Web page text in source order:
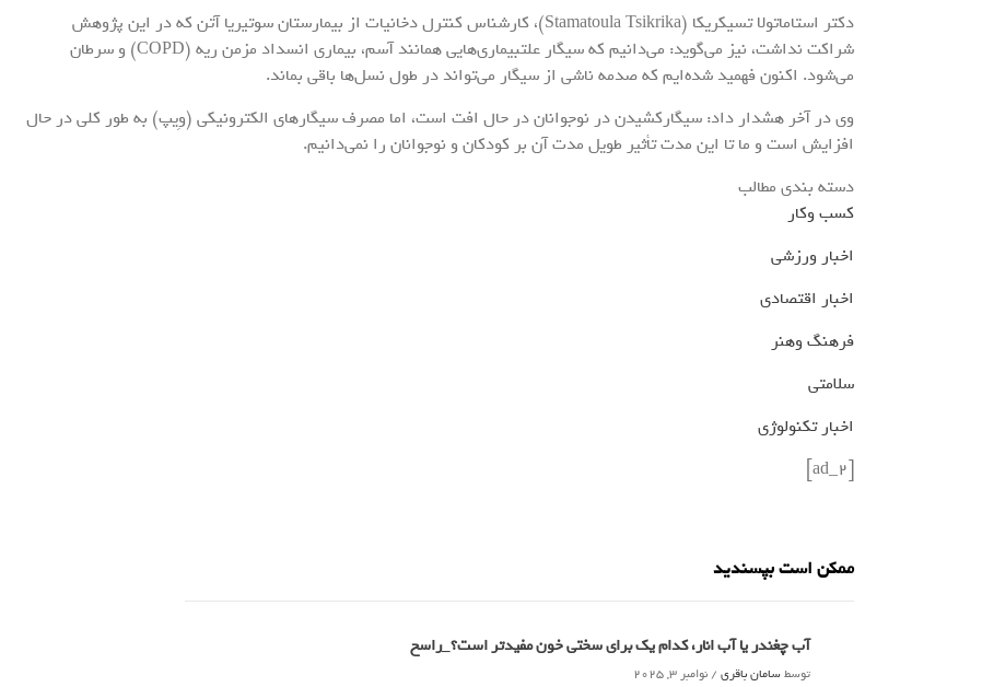
دکتر استاماتولا تسیکریکا (Stamatoula Tsikrika)، کارشناس کنترل دخانیات از بیمارستان سوتیریا آتن که در این پژوهش
شراکت نداشت، نیز می‌گوید: می‌دانیم که سیگار علتبیماری‌هایی همانند آسم، بیماری انسداد مزمن ریه (COPD) و سرطان
می‌شود. اکنون فهمید شده‌ایم که صدمه ناشی از سیگار می‌تواند در طول نسل‌ها باقی بماند.
وی در آخر هشدار داد: سیگارکشیدن در نوجوانان در حال افت است، اما مصرف سیگارهای الکترونیکی (وِیپ) به طور کلی در حال
افزایش است و ما تا این مدت تأثیر طویل مدت آن بر کودکان و نوجوانان را نمی‌دانیم.
دسته بندی مطالب
کسب وکار
اخبار ورزشی
اخبار اقتصادی
فرهنگ وهنر
سلامتی
اخبار تکنولوژی
[ad_2]
ممکن است بپسندید
آب چغندر یا آب انار، کدام‌ یک برای سختی خون مفیدتر است؟_راسخ
توسطسامان باقری / نوامبر 3, 2025